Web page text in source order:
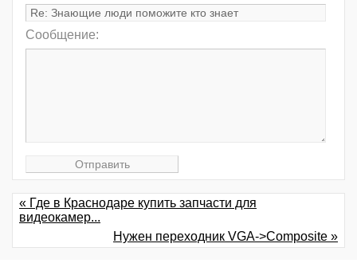
Сообщение:
« Где в Краснодаре купить запчасти для
видеокамер...
Нужен переходник VGA->Composite »